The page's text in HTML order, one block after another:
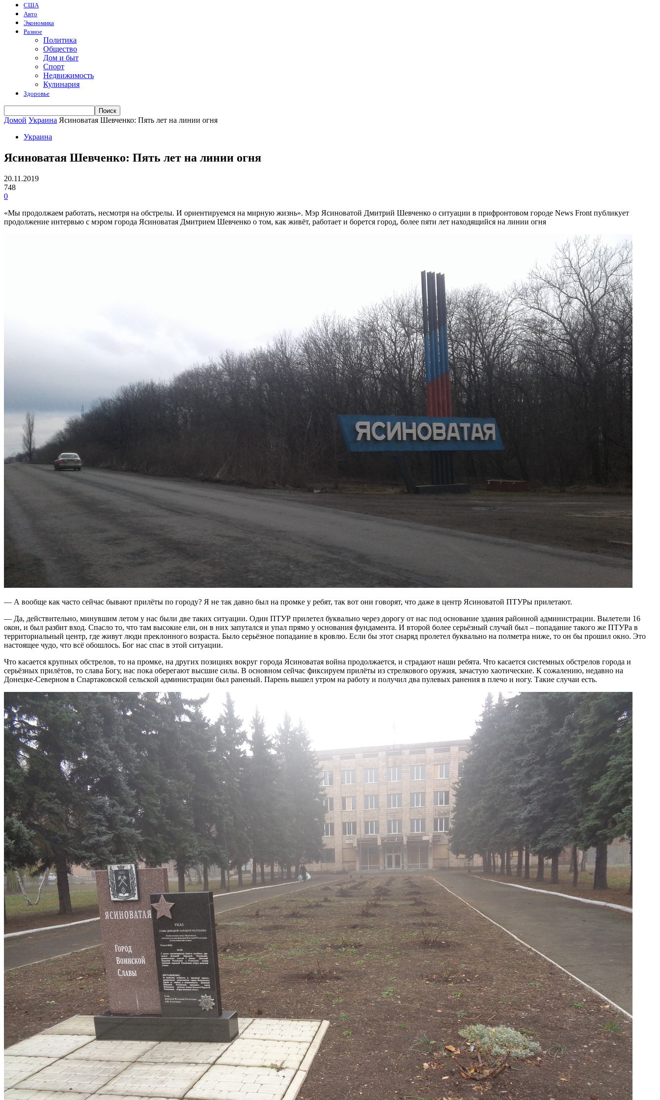
США
Авто
Экономика
Разное
Политика
Общество
Дом и быт
Спорт
Недвижимость
Кулинария
Здоровье
Домой Украина Ясиноватая Шевченко: Пять лет на линии огня
Украина
Ясиноватая Шевченко: Пять лет на линии огня
20.11.2019
748
0
«Мы продолжаем работать, несмотря на обстрелы. И ориентируемся на мирную жизнь». Мэр Ясиноватой Дмитрий Шевченко о ситуации в прифронтовом городе News Front публикует
продолжение интервью с мэром города Ясиноватая Дмитрием Шевченко о том, как живёт, работает и борется город, более пяти лет находящийся на линии огня
— А вообще как часто сейчас бывают прилёты по городу? Я не так давно был на промке у ребят, так вот они говорят, что даже в центр Ясиноватой ПТУРы прилетают.
— Да, действительно, минувшим летом у нас были две таких ситуации. Один ПТУР прилетел буквально через дорогу от нас под основание здания районной администрации. Вылетели 16
окон, и был разбит вход. Спасло то, что там высокие ели, он в них запутался и упал прямо у основания фундамента. И второй более серьёзный случай был – попадание такого же ПТУРа в
территориальный центр, где живут люди преклонного возраста. Было серьёзное попадание в кровлю. Если бы этот снаряд пролетел буквально на полметра ниже, то он бы прошил окно. Это
настоящее чудо, что всё обошлось. Бог нас спас в этой ситуации.
Что касается крупных обстрелов, то на промке, на других позициях вокруг города Ясиноватая война продолжается, и страдают наши ребята. Что касается системных обстрелов города и
серьёзных прилётов, то слава Богу, нас пока оберегают высшие силы. В основном сейчас фиксируем прилёты из стрелкового оружия, зачастую хаотические. К сожалению, недавно на
Донецке-Северном в Спартаковской сельской администрации был раненый. Парень вышел утром на работу и получил два пулевых ранения в плечо и ногу. Такие случаи есть.